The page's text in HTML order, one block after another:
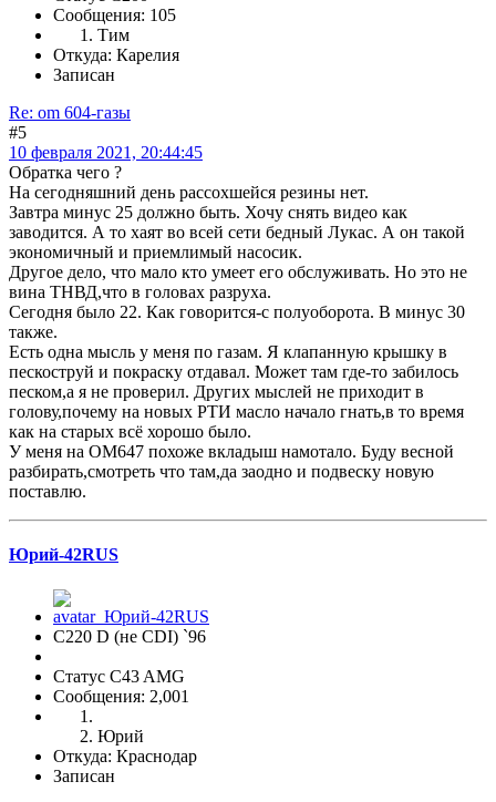
Сообщения: 105
Тим
Откуда: Карелия
Записан
Re: om 604-газы
#5
10 февраля 2021, 20:44:45
Обратка чего ?
На сегодняшний день рассохшейся резины нет.
Завтра минус 25 должно быть. Хочу снять видео как
заводится. А то хаят во всей сети бедный Лукас. А он такой
экономичный и приемлимый насосик.
Другое дело, что мало кто умеет его обслуживать. Но это не
вина ТНВД,что в головах разруха.
Сегодня было 22. Как говорится-с полуоборота. В минус 30
также.
Есть одна мысль у меня по газам. Я клапанную крышку в
пескоструй и покраску отдавал. Может там где-то забилось
песком,а я не проверил. Других мыслей не приходит в
голову,почему на новых РТИ масло начало гнать,в то время
как на старых всё хорошо было.
У меня на ОМ647 похоже вкладыш намотало. Буду весной
разбирать,смотреть что там,да заодно и подвеску новую
поставлю.
Юрий-42RUS
С220 D (не CDI) `96
Статус C43 AMG
Сообщения: 2,001
Юрий
Откуда: Краснодар
Записан